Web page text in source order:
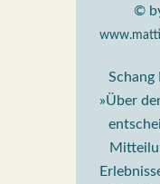
©
»Über